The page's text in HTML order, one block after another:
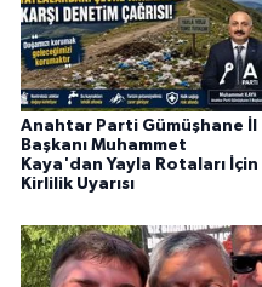
Anahtar Parti Gümüşhane İl
Başkanı Muhammet
Kaya'dan Yayla Rotaları İçin
Kirlilik Uyarısı